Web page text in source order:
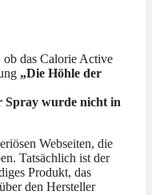
ob das Calorie Active
„Die Höhle der
Spray wurde nicht in
Webseiten, die
Tatsächlich ist der
Produkt, das
den Hersteller